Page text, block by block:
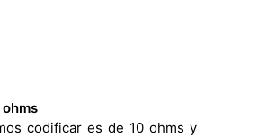
codificar es de 10 ohms y